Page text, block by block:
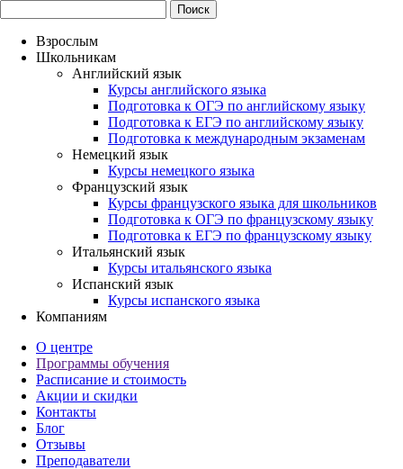
Взрослым
Школьникам
Английский язык
Курсы английского языка
Подготовка к ОГЭ по английскому языку
Подготовка к ЕГЭ по английскому языку
Подготовка к международным экзаменам
Немецкий язык
Курсы немецкого языка
Французский язык
Курсы французского языка для школьников
Подготовка к ОГЭ по французскому языку
Подготовка к ЕГЭ по французскому языку
Итальянский язык
Курсы итальянского языка
Испанский язык
Курсы испанского языка
Компаниям
О центре
Программы обучения
Расписание и стоимость
Акции и скидки
Контакты
Блог
Отзывы
Преподаватели